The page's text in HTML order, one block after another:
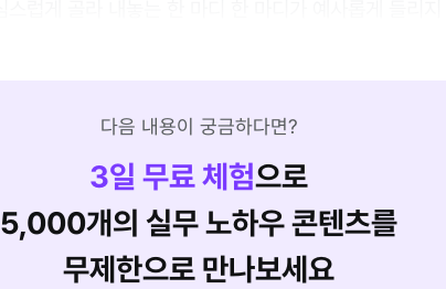
다음 내용이 궁금하다면?
3일 무료 체험으로
5,000개의 실무 노하우 콘텐츠를
무제한으로 만나보세요